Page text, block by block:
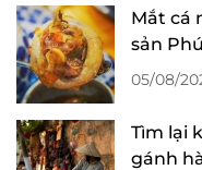
Mắt cá
sản
dưỡng
05/08/
Tìm lại
gánh